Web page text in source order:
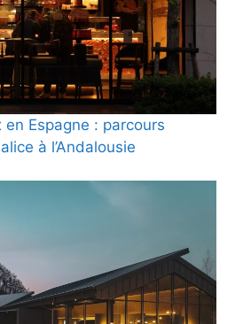
en Espagne : parcours
à l’Andalousie